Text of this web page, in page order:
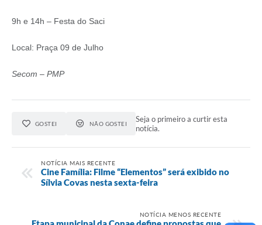
9h e 14h – Festa do Saci
Local: Praça 09 de Julho
Secom – PMP
GOSTEI NÃO GOSTEI
Seja o primeiro a curtir esta
notícia.
NOTÍCIA MAIS RECENTE
Cine Família: Filme “Elementos” será exibido no
Sílvia Covas nesta sexta-feira
NOTÍCIA MENOS RECENTE